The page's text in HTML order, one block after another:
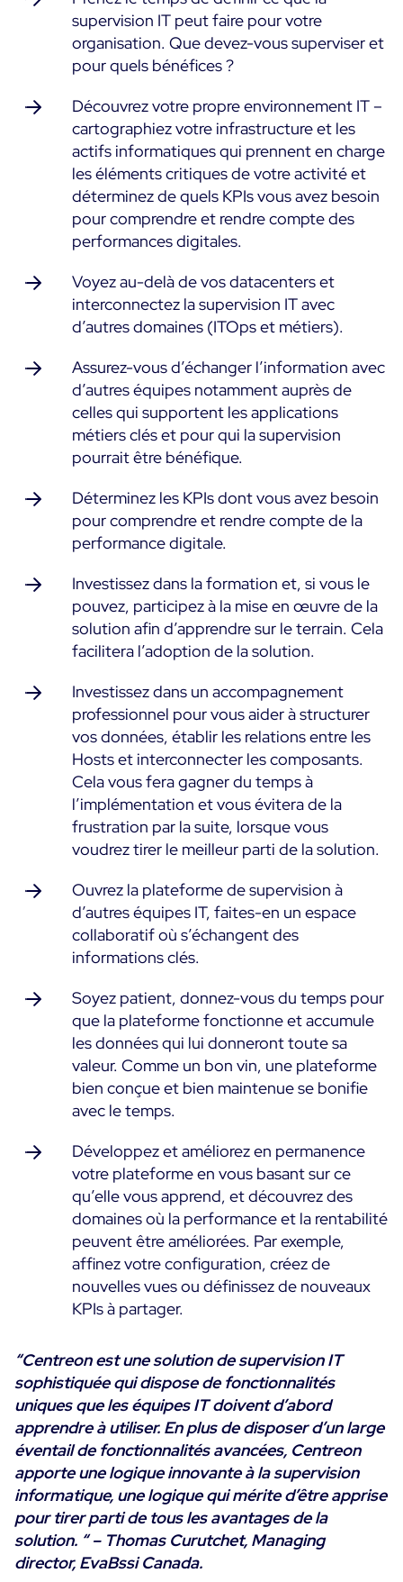
supervision IT peut faire pour votre
organisation. Que devez-vous superviser et
pour quels bénéfices ?
Découvrez votre propre environnement IT –
cartographiez votre infrastructure et les
actifs informatiques qui prennent en charge
les éléments critiques de votre activité et
déterminez de quels KPIs vous avez besoin
pour comprendre et rendre compte des
performances digitales.
Voyez au-delà de vos datacenters et
interconnectez la supervision IT avec
d’autres domaines (ITOps et métiers).
Assurez-vous d’échanger l’information avec
d’autres équipes notamment auprès de
celles qui supportent les applications
métiers clés et pour qui la supervision
pourrait être bénéfique.
Déterminez les KPIs dont vous avez besoin
pour comprendre et rendre compte de la
performance digitale.
Investissez dans la formation et, si vous le
pouvez, participez à la mise en œuvre de la
solution afin d’apprendre sur le terrain. Cela
facilitera l’adoption de la solution.
Investissez dans un accompagnement
professionnel pour vous aider à structurer
vos données, établir les relations entre les
Hosts et interconnecter les composants.
Cela vous fera gagner du temps à
l’implémentation et vous évitera de la
frustration par la suite, lorsque vous
voudrez tirer le meilleur parti de la solution.
Ouvrez la plateforme de supervision à
d’autres équipes IT, faites-en un espace
collaboratif où s’échangent des
informations clés.
Soyez patient, donnez-vous du temps pour
que la plateforme fonctionne et accumule
les données qui lui donneront toute sa
valeur. Comme un bon vin, une plateforme
bien conçue et bien maintenue se bonifie
avec le temps.
Développez et améliorez en permanence
votre plateforme en vous basant sur ce
qu’elle vous apprend, et découvrez des
domaines où la performance et la rentabilité
peuvent être améliorées. Par exemple,
affinez votre configuration, créez de
nouvelles vues ou définissez de nouveaux
KPIs à partager.
“Centreon est une solution de supervision IT
sophistiquée qui dispose de fonctionnalités
uniques que les équipes IT doivent d’abord
apprendre à utiliser. En plus de disposer d’un large
éventail de fonctionnalités avancées, Centreon
apporte une logique innovante à la supervision
informatique, une logique qui mérite d’être apprise
pour tirer parti de tous les avantages de la
solution. “ – Thomas Curutchet, Managing
director, EvaBssi Canada.